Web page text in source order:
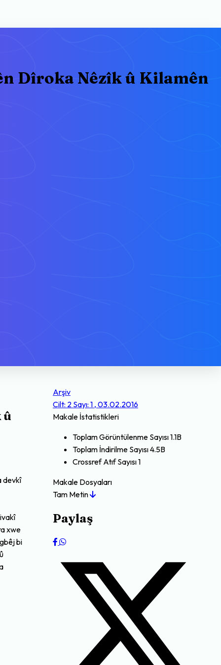
Dîroka Nêzîk û Kilamên
û
devkî
xwe
bi
Arşiv
Cilt: 2 Sayı: 1 , 03.02.2016
Makale İstatistikleri
Toplam Görüntülenme Sayısı1.1B
Toplam İndirilme Sayısı4.5B
Crossref Atıf Sayısı1
Makale Dosyaları
Tam Metin
Paylaş